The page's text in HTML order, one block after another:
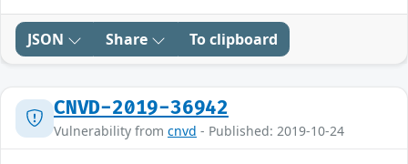
JSON Share To clipboard
CNVD-2019-36942
Vulnerability from cnvd - Published: 2019-10-24